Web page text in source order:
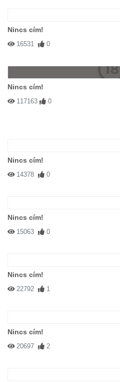
Nincs cím!
16531 0
Nincs cím!
117163 0
Nincs cím!
14378 0
Nincs cím!
15063 0
Nincs cím!
22792 1
Nincs cím!
20697 2